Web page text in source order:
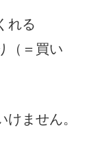
れる
（＝買い
ません。